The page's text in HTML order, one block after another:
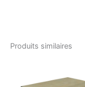
Produits similaires